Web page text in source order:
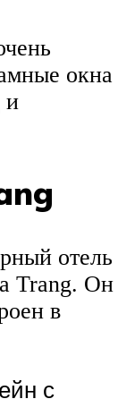
окна
и
отель
Trang. Он
в
с